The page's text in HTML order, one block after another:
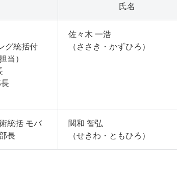
氏名
グ統括付
当）
佐々木 一浩
（ささき・かずひろ）
統括 モバ
長
関和 智弘
（せきわ・ともひろ）